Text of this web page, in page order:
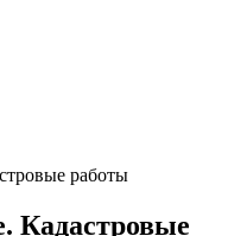
работы
Кадастровые